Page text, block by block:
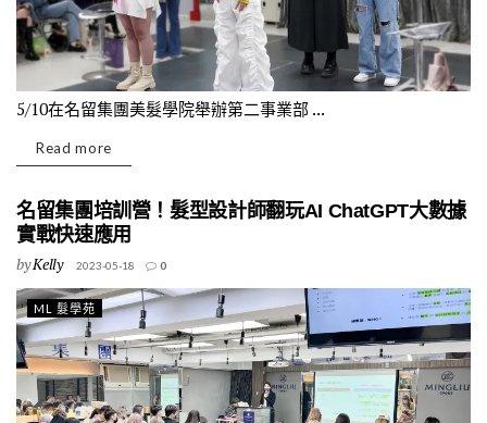
5/10在名留集團美髮學院舉辦第二事業部 ...
Read more
名留集團培訓營！髮型設計師翻玩AI ChatGPT大數據
實戰快速應用
byKelly 2023-05-18 0
ML 髮學苑